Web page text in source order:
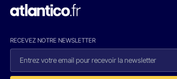
RECEVEZ NOTRE NEWSLETTER